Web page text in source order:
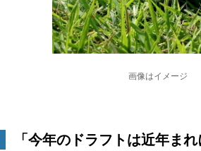
画像はイメージ
「今年のドラフトは近年まれ